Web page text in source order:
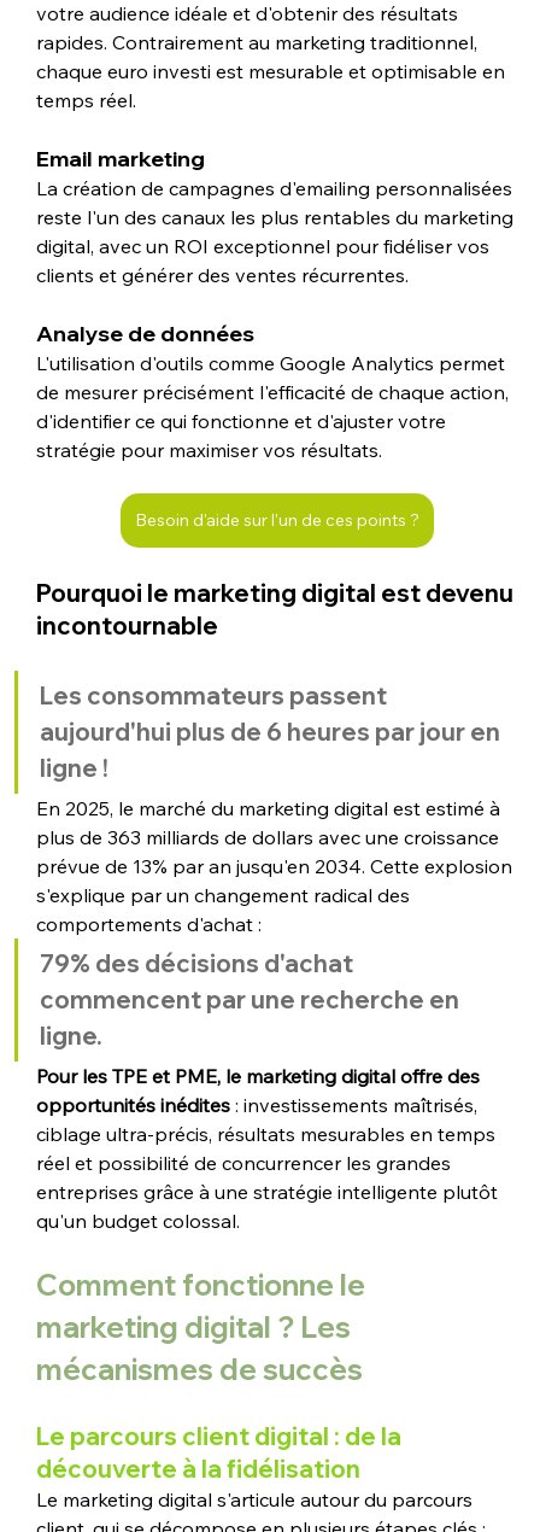
votre audience idéale et d'obtenir des résultats
rapides. Contrairement au marketing traditionnel,
chaque euro investi est mesurable et optimisable en
temps réel.
Email marketing
La création de campagnes d'emailing personnalisées
reste l'un des canaux les plus rentables du marketing
digital, avec un ROI exceptionnel pour fidéliser vos
clients et générer des ventes récurrentes.
Analyse de données
L'utilisation d'outils comme Google Analytics permet
de mesurer précisément l'efficacité de chaque action,
d'identifier ce qui fonctionne et d'ajuster votre
stratégie pour maximiser vos résultats.
Besoin d'aide sur l'un de ces points ?
Pourquoi le marketing digital est devenu
incontournable
Les consommateurs passent
aujourd'hui plus de 6 heures par jour en
ligne !
En 2025, le marché du marketing digital est estimé à
plus de 363 milliards de dollars avec une croissance
prévue de 13% par an jusqu'en 2034. Cette explosion
s'explique par un changement radical des
comportements d'achat :
79% des décisions d'achat
commencent par une recherche en
ligne.
Pour les TPE et PME, le marketing digital offre des
opportunités inédites : investissements maîtrisés,
ciblage ultra-précis, résultats mesurables en temps
réel et possibilité de concurrencer les grandes
entreprises grâce à une stratégie intelligente plutôt
qu'un budget colossal.
Comment fonctionne le
marketing digital ? Les
mécanismes de succès
Le parcours client digital : de la
découverte à la fidélisation
Le marketing digital s'articule autour du parcours